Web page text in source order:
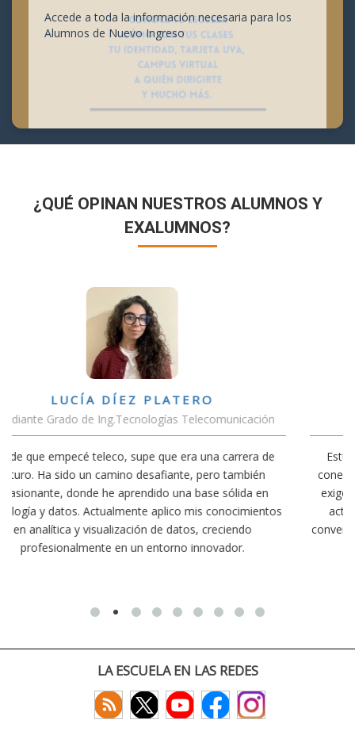
Accede a toda la información necesaria para los
Alumnos de Nuevo Ingreso
¿QUÉ OPINAN NUESTROS ALUMNOS Y
EXALUMNOS?
de
VÍCTOR SÁNCHEZ VALENCIA
Estudiante Doble Grado Teleco-ADE
Estudiar teleco me ha permitido comprender cómo la
conectividad afecta nuestra vida diaria. Aunque la carrera
exige esfuerzo, he dedicado parte de mi tiempo a otras
actividades como el salvamento y socorrismo. Estoy
convencido de que elegir teleco ha sido una de las
decisiones que he tomado.
LA ESCUELA EN LAS REDES